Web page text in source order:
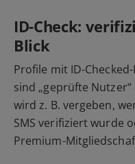
ID-Check:
Blick
Profile mit ID-
sind „geprüfte Nutzer“
wird z. B. vergeben,
SMS verifiziert wurde
Premium-